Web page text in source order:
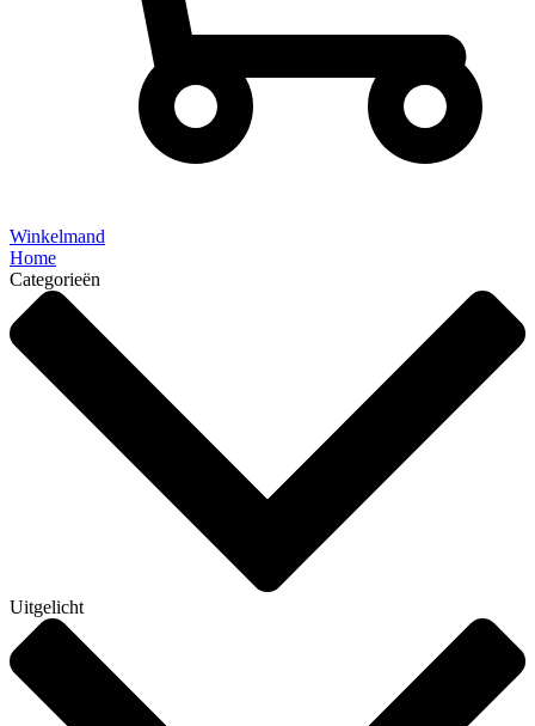
Winkelmand
Home
Categorieën
Uitgelicht